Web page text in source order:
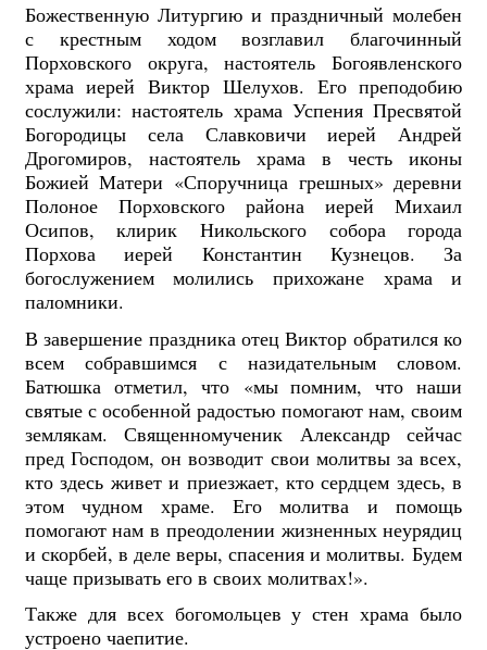
Божественную Литургию и праздничный молебен
с крестным ходом возглавил благочинный
Порховского округа, настоятель Богоявленского
храма иерей Виктор Шелухов. Его преподобию
сослужили: настоятель храма Успения Пресвятой
Богородицы села Славковичи иерей Андрей
Дрогомиров, настоятель храма в честь иконы
Божией Матери «Споручница грешных» деревни
Полоное Порховского района иерей Михаил
Осипов, клирик Никольского собора города
Порхова иерей Константин Кузнецов. За
богослужением молились прихожане храма и
паломники.
В завершение праздника отец Виктор обратился ко
всем собравшимся с назидательным словом.
Батюшка отметил, что «мы помним, что наши
святые с особенной радостью помогают нам, своим
землякам. Священномученик Александр сейчас
пред Господом, он возводит свои молитвы за всех,
кто здесь живет и приезжает, кто сердцем здесь, в
этом чудном храме. Его молитва и помощь
помогают нам в преодолении жизненных неурядиц
и скорбей, в деле веры, спасения и молитвы. Будем
чаще призывать его в своих молитвах!».
Также для всех богомольцев у стен храма было
устроено чаепитие.